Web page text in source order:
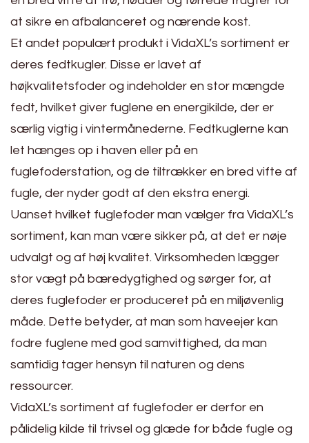
at sikre en afbalanceret og nærende kost.
Et andet populært produkt i VidaXL’s sortiment er
deres fedtkugler. Disse er lavet af
højkvalitetsfoder og indeholder en stor mængde
fedt, hvilket giver fuglene en energikilde, der er
særlig vigtig i vintermånederne. Fedtkuglerne kan
let hænges op i haven eller på en
fuglefoderstation, og de tiltrækker en bred vifte af
fugle, der nyder godt af den ekstra energi.
Uanset hvilket fuglefoder man vælger fra VidaXL’s
sortiment, kan man være sikker på, at det er nøje
udvalgt og af høj kvalitet. Virksomheden lægger
stor vægt på bæredygtighed og sørger for, at
deres fuglefoder er produceret på en miljøvenlig
måde. Dette betyder, at man som haveejer kan
fodre fuglene med god samvittighed, da man
samtidig tager hensyn til naturen og dens
ressourcer.
VidaXL’s sortiment af fuglefoder er derfor en
pålidelig kilde til trivsel og glæde for både fugle og